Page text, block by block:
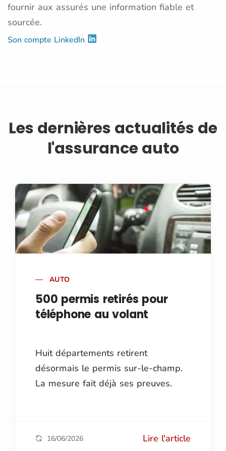
fournir aux assurés une information fiable et
sourcée.
Son compte LinkedIn
Les dernières actualités de
l'assurance auto
AUTO
500 permis retirés pour
téléphone au volant
Huit départements retirent
désormais le permis sur-le-champ.
La mesure fait déjà ses preuves.
16/06/2026 Lire l'article